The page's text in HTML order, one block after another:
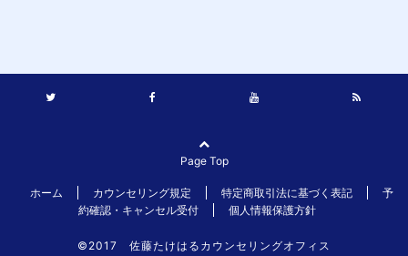
Page Top
ホーム カウンセリング規定 特定商取引法に基づく表記
予
約確認・キャンセル受付
個人情報保護方針
©2017 佐藤たけはるカウンセリングオフィス